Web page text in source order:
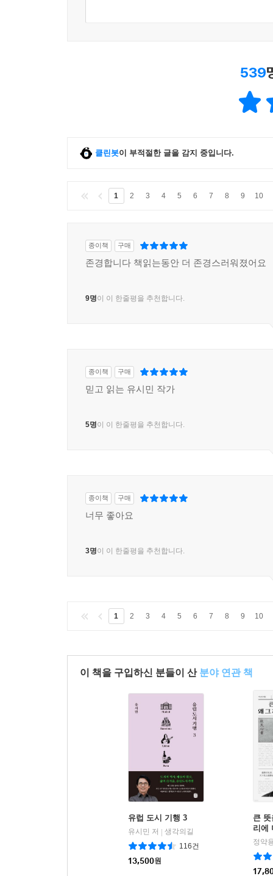
이 책에서도 유시민은 자유주의자답게 모든 문
배격한다. 국가든 사회든 관습이든 종교든 이념
전체주의 사상과 비타협적으로 싸운다. 공산주
대목들은 매우 전투적인 자유주의자인 저자 유시
무시무시한 폭력을 동원해 공포정치를 조직화
확신했다. 장 칼뱅은 현란한 신학 이론으로 무
지원을 받던 군부정권을 전복하고 정권을 장악
사유 재산과 가족, 자본주의적 기업, 자본주의와
539
클린봇이 부적절한 글을 감지 중입니다.
1 2 3 4 5 6 7 8 9 10
종이책 구매
존경합니다 책읽는동안 더 존경스러워졌어요
9명이 이 한줄평을 추천합니다.
종이책 구매
믿고 읽는 유시민 작가
5명이 이 한줄평을 추천합니다.
종이책 구매
너무 좋아요
3명이 이 한줄평을 추천합니다.
1 2 3 4 5 6 7 8 9 10
이 책을 구입하신 분들이 산 분야 연관 책
유럽 도시 기행 3
유시민 저 | 생각의길
116건
13,500원
큰
리에
정약